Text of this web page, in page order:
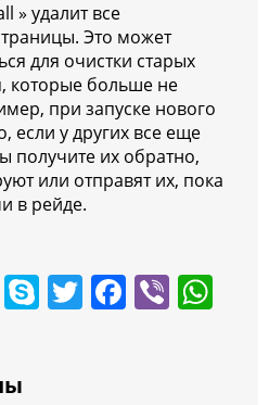
» удалит все
Это может
для очистки старых
которые больше не
при запуске нового
если у других все еще
получите их обратно,
или отправят их, пока
в рейде.
T S T F Vi